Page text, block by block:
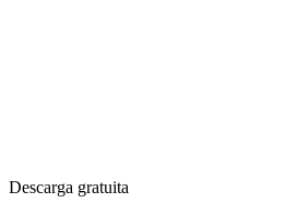
Descarga gratuita